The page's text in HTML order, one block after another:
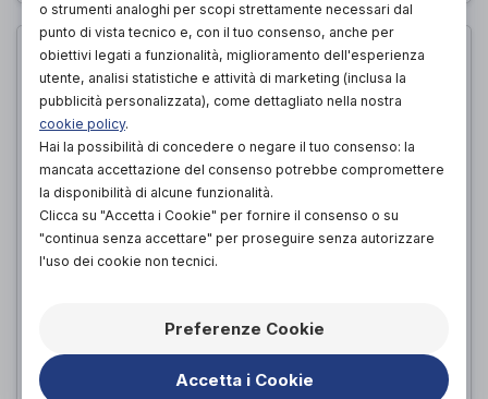
LOMBOSACRALE
diDr. GIBAUD
o strumenti analoghi per scopi strettamente necessari dal
punto di vista tecnico e, con il tuo consenso, anche per
obiettivi legati a funzionalità, miglioramento dell'esperienza
utente, analisi statistiche e attività di marketing (inclusa la
pubblicità personalizzata), come dettagliato nella nostra
cookie policy.
Hai la possibilità di concedere o negare il tuo consenso: la
mancata accettazione del consenso potrebbe compromettere
la disponibilità di alcune funzionalità.
Clicca su "Accetta i Cookie" per fornire il consenso o su
"continua senza accettare" per proseguire senza autorizzare
l'uso dei cookie non tecnici.
Preferenze Cookie
Accetta i Cookie